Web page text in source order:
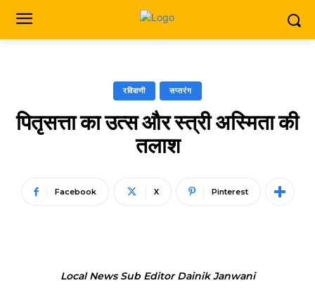
रविवाणी सप्तरंग
पितृसत्ता का उत्स और स्त्री अस्मिता की
तलाश
Facebook X Pinterest
Local News Sub Editor Dainik Janwani